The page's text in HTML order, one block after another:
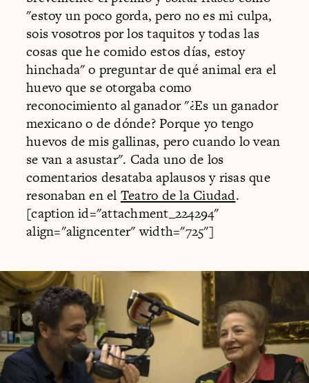
"estoy un poco gorda, pero no es mi culpa,
sois vosotros por los taquitos y todas las
cosas que he comido estos días, estoy
hinchada" o preguntar de qué animal era el
huevo que se otorgaba como
reconocimiento al ganador "¿Es un ganador
mexicano o de dónde? Porque yo tengo
huevos de mis gallinas, pero cuando lo vean
se van a asustar". Cada uno de los
comentarios desataba aplausos y risas que
resonaban en el Teatro de la Ciudad.
[caption id="attachment_224294"
align="aligncenter" width="725"]